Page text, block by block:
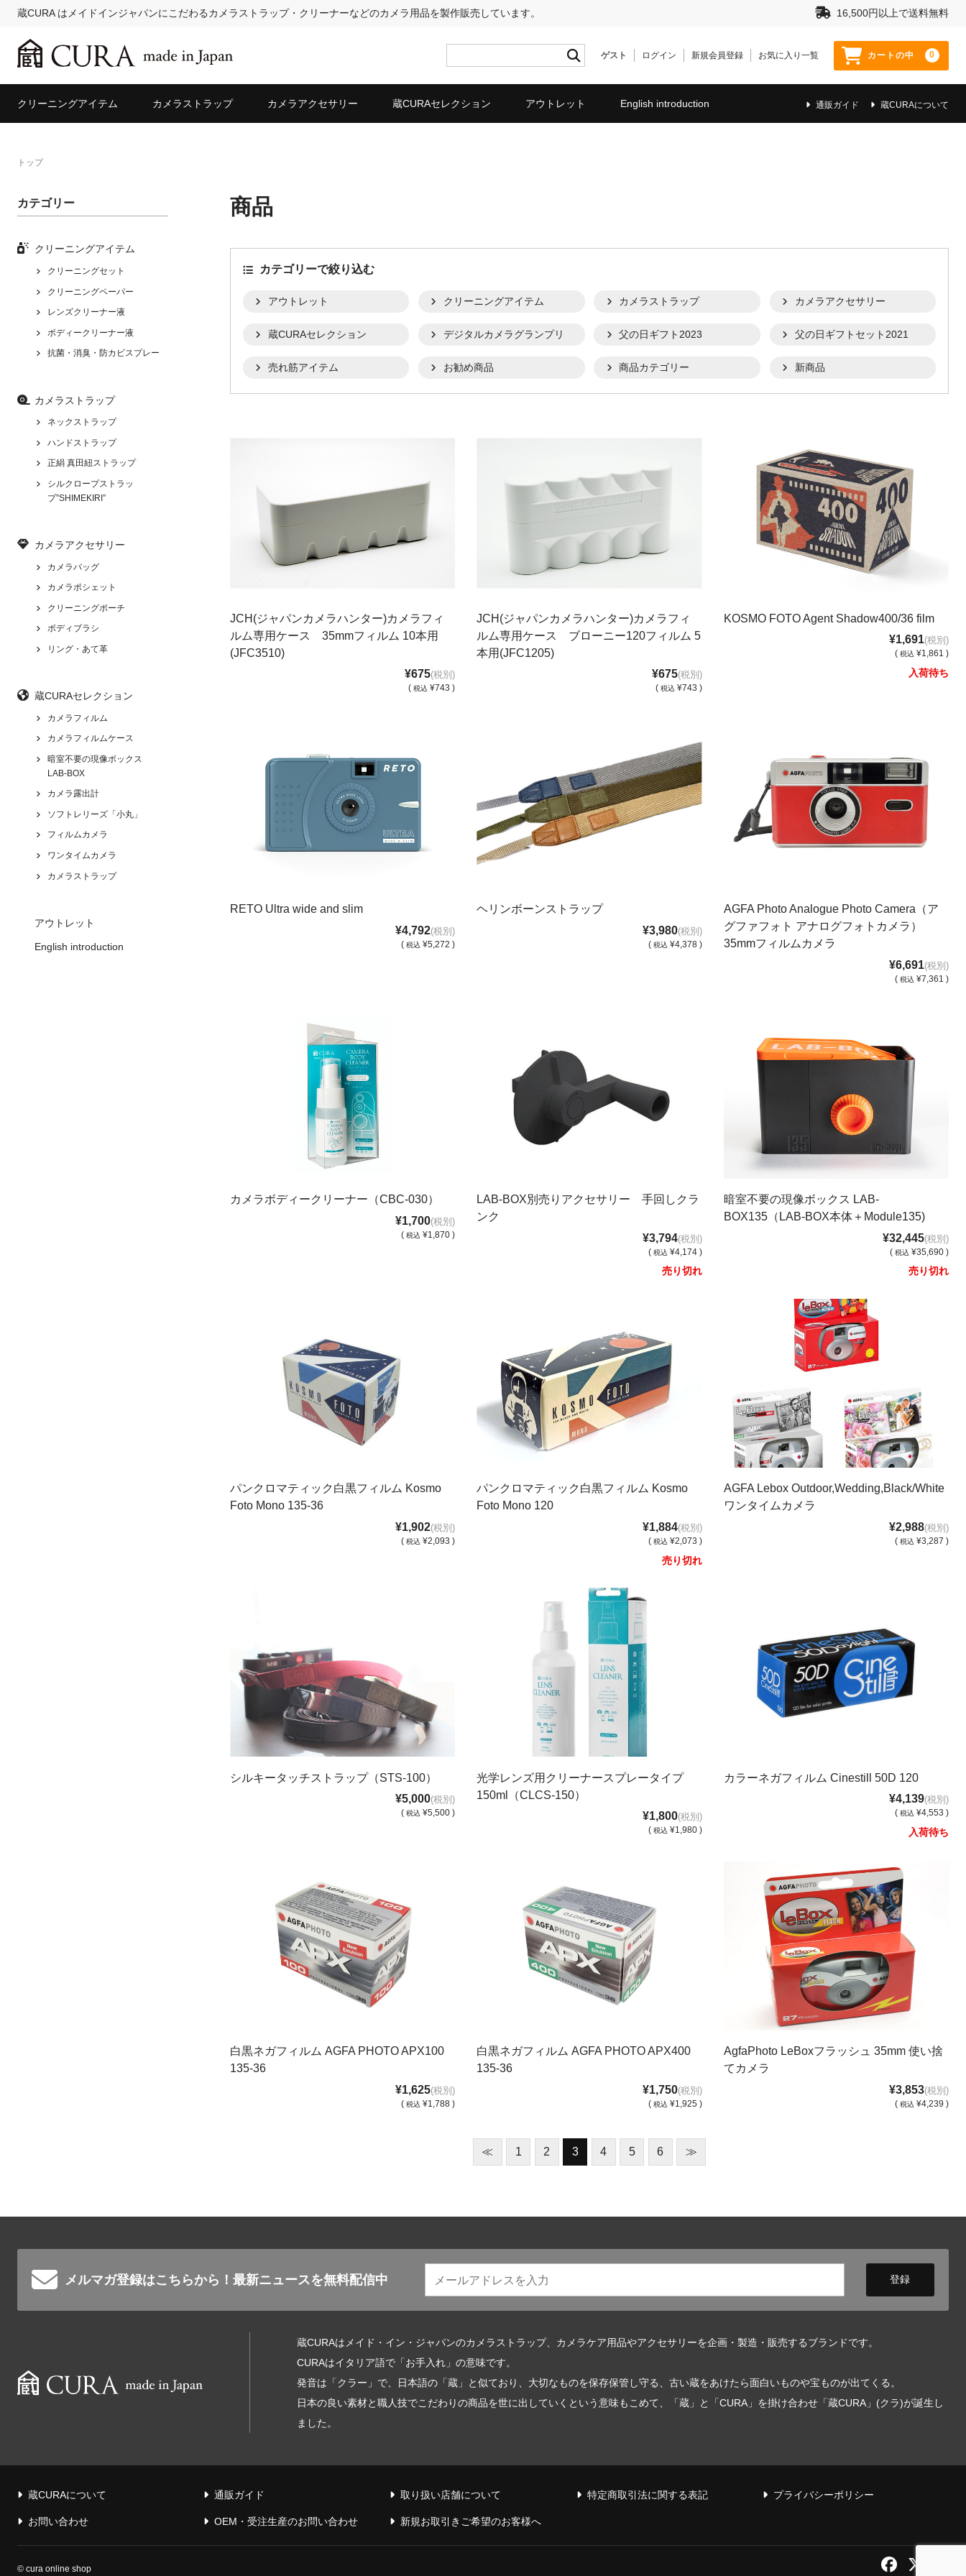
蔵CURA はメイドインジャパンにこだわるカメラストラップ・クリーナーなどのカメラ用品を製作販売しています。 16,500円以上で送料無料
ゲスト ログイン 新規会員登録 お気に入り一覧 カートの中 0
通販ガイド 蔵CURAについて
クリーニングアイテム カメラストラップ カメラアクセサリー 蔵CURAセレクション アウトレット English introduction
トップ
カテゴリー
クリーニングアイテム
クリーニングセット
クリーニングペーパー
レンズクリーナー液
ボディークリーナー液
抗菌・消臭・防カビスプレー
カメラストラップ
ネックストラップ
ハンドストラップ
正絹 真田紐ストラップ
シルクロープストラッ
プ”SHIMEKIRI”
カメラアクセサリー
カメラバッグ
カメラポシェット
クリーニングポーチ
ボディブラシ
リング・あて革
蔵CURAセレクション
カメラフィルム
カメラフィルムケース
暗室不要の現像ボックス
LAB-BOX
カメラ露出計
ソフトレリーズ「小丸」
フィルムカメラ
ワンタイムカメラ
カメラストラップ
アウトレット
English introduction
商品
カテゴリーで絞り込む
アウトレット クリーニングアイテム カメラストラップ カメラアクセサリー
蔵CURAセレクション デジタルカメラグランプリ 父の日ギフト2023 父の日ギフトセット2021
売れ筋アイテム お勧め商品 商品カテゴリー 新商品
JCH(ジャパンカメラハンター)カメラフィ
ルム専用ケース 35mmフィルム 10本用
(JFC3510)
¥675(税別)
(税込 ¥743 )
JCH(ジャパンカメラハンター)カメラフィ
ルム専用ケース ブローニー120フィルム 5
本用(JFC1205)
¥675(税別)
( 税込 ¥743 )
KOSMO FOTO Agent Shadow400/36 film
¥1,691(税別)
( 税込 ¥1,861 )
入荷待ち
RETO Ultra wide and slim
¥4,792(税別)
(税込 ¥5,272 )
ヘリンボーンストラップ
¥3,980(税別)
( 税込 ¥4,378 )
AGFA Photo Analogue Photo Camera（ア
グファフォト アナログフォトカメラ）
35mmフィルムカメラ
¥6,691(税別)
( 税込 ¥7,361 )
カメラボディークリーナー（CBC-030）
¥1,700(税別)
(税込 ¥1,870 )
LAB-BOX別売りアクセサリー 手回しクラ
ンク
¥3,794(税別)
( 税込 ¥4,174 )
売り切れ
暗室不要の現像ボックス LAB-
BOX135（LAB-BOX本体＋Module135)
¥32,445(税別)
( 税込 ¥35,690 )
売り切れ
パンクロマティック白黒フィルム Kosmo
Foto Mono 135-36
¥1,902(税別)
(税込 ¥2,093 )
パンクロマティック白黒フィルム Kosmo
Foto Mono 120
¥1,884(税別)
( 税込 ¥2,073 )
売り切れ
AGFA Lebox Outdoor,Wedding,Black/White
ワンタイムカメラ
¥2,988(税別)
( 税込 ¥3,287 )
シルキータッチストラップ（STS-100）
¥5,000(税別)
(税込 ¥5,500 )
光学レンズ用クリーナースプレータイプ
150ml（CLCS-150）
¥1,800(税別)
( 税込 ¥1,980 )
カラーネガフィルム Cinestill 50D 120
¥4,139(税別)
( 税込 ¥4,553 )
入荷待ち
白黒ネガフィルム AGFA PHOTO APX100
135-36
¥1,625(税別)
(税込 ¥1,788 )
白黒ネガフィルム AGFA PHOTO APX400
135-36
¥1,750(税別)
( 税込 ¥1,925 )
AgfaPhoto LeBoxフラッシュ 35mm 使い捨
てカメラ
¥3,853(税別)
( 税込 ¥4,239 )
≪ 1 2 3 4 5 6 ≫
メルマガ登録はこちらから！ 最新ニュースを無料配信中
蔵CURAはメイド・イン・ジャパンのカメラストラップ、カメラケア用品やアクセサリーを企画・製造・販売するブランドです。
CURAはイタリア語で「お手入れ」の意味です。
発音は「クラー」で、日本語の「蔵」と似ており、大切なものを保存保管し守る、古い蔵をあけたら面白いものや宝ものが出てくる。
日本の良い素材と職人技でこだわりの商品を世に出していくという意味もこめて、「蔵」と「CURA」を掛け合わせ「蔵CURA」(クラ)が誕生し
ました。
蔵CURAについて 通販ガイド 取り扱い店舗について 特定商取引法に関する表記 プライバシーポリシー
お問い合わせ OEM・受注生産のお問い合わせ 新規お取引きご希望のお客様へ
© cura online shop